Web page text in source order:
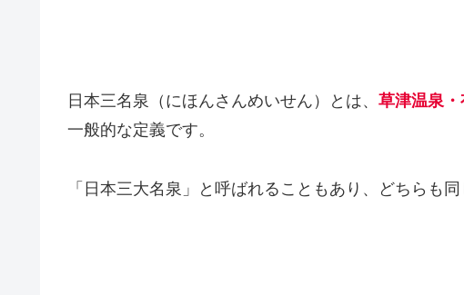
日本三名泉（にほんさんめいせん）とは、 草津温泉
一般的な定義です。
「日本三大名泉」と呼ばれることもあり、どちらも